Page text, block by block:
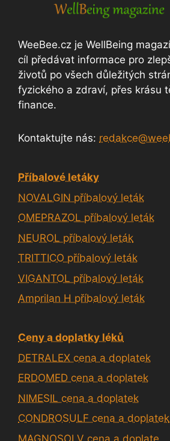
WeeBee.cz je WellBeing
cíl předávat informace pro
životů po všech důležitých
fyzického a zdraví, přes krásu
finance.
Kontaktujte nás:
Příbalové letáky
NOVALGIN příbalový leták
OMEPRAZOL příbalový leták
NEUROL příbalový leták
TRITTICO příbalový leták
VIGANTOL příbalový leták
Amprilan H příbalový leták
Ceny a doplatky léků
DETRALEX cena a doplatek
ERDOMED cena a doplatek
NIMESIL cena a doplatek
CONDROSULF cena a doplatek
MAGNOSOLV cena a doplate